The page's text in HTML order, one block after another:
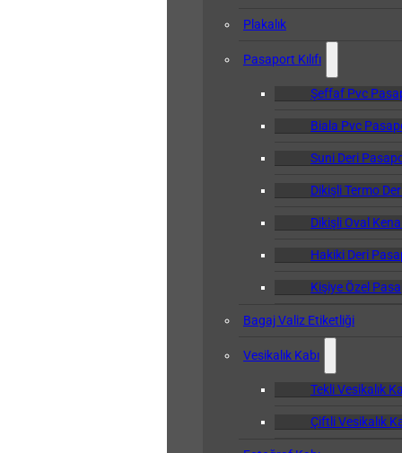
Plakalık
Pasaport Kılıfı
Şeffaf Pvc
Biala Pvc
Suni Deri
Dikişli Termo
Dikişli Oval
Hakiki Deri
Kişiye Özel
Bagaj Valiz Etiketliği
Vesikalık Kabı
Tekli Vesikalık
Çiftli Vesikalık